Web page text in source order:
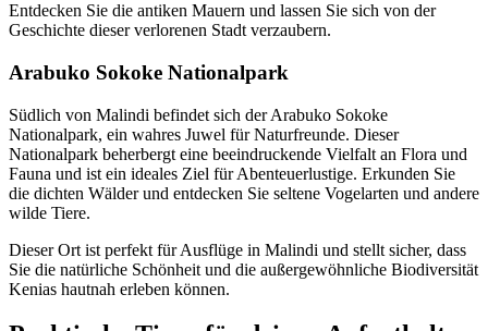
Entdecken Sie die antiken Mauern und lassen Sie sich von der
Geschichte dieser verlorenen Stadt verzaubern.
Arabuko Sokoke Nationalpark
Südlich von Malindi befindet sich der Arabuko Sokoke
Nationalpark, ein wahres Juwel für Naturfreunde. Dieser
Nationalpark beherbergt eine beeindruckende Vielfalt an Flora und
Fauna und ist ein ideales Ziel für Abenteuerlustige. Erkunden Sie
die dichten Wälder und entdecken Sie seltene Vogelarten und andere
wilde Tiere.
Dieser Ort ist perfekt für Ausflüge in Malindi und stellt sicher, dass
Sie die natürliche Schönheit und die außergewöhnliche Biodiversität
Kenias hautnah erleben können.